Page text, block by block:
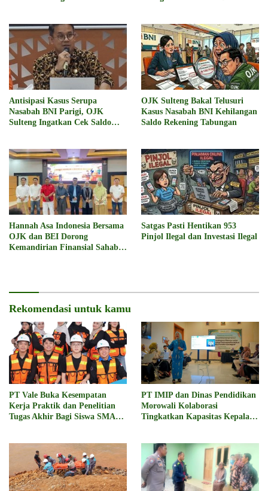
Antisipasi Kasus Serupa
Nasabah BNI Parigi, OJK
Sulteng Ingatkan Cek Saldo
OJK Sulteng Bakal Telusuri
Kasus Nasabah BNI Kehilangan
Saldo Rekening Tabungan
Hannah Asa Indonesia Bersama
OJK dan BEI Dorong
Kemandirian Finansial Sahabat
Satgas Pasti Hentikan 953
Pinjol Ilegal dan Investasi Ilegal
Rekomendasi untuk kamu
PT Vale Buka Kesempatan
Kerja Praktik dan Penelitian
Tugas Akhir Bagi Siswa SMA
PT IMIP dan Dinas Pendidikan
Morowali Kolaborasi
Tingkatkan Kapasitas Kepala